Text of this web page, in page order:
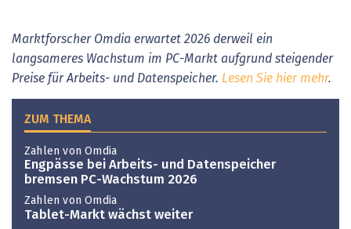
Marktforscher Omdia erwartet 2026 derweil ein
langsameres Wachstum im PC-Markt aufgrund steigender
Preise für Arbeits- und Datenspeicher. Lesen Sie hier mehr.
ZUM THEMA
Zahlen von Omdia
Engpässe bei Arbeits- und Datenspeicher
bremsen PC-Wachstum 2026
Zahlen von Omdia
Tablet-Markt wächst weiter